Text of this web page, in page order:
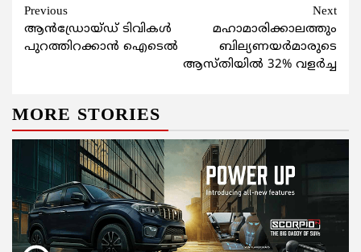
Continue
Reading
Previous
ആന്‍ഡ്രോയ്ഡ് ടിവികള്‍
പുറത്തിറക്കാന്‍ ഐടെല്‍
Next
മഹാമാരിക്കാലത്തും
ബില്യണയര്‍മാരുടെ
ആസ്തിയില്‍ 32% വളര്‍ച്ച
MORE STORIES